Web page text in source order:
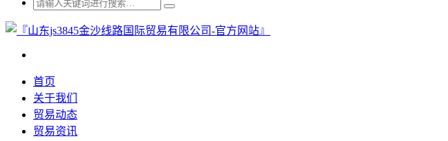
首页
关于我们
贸易动态
贸易资讯